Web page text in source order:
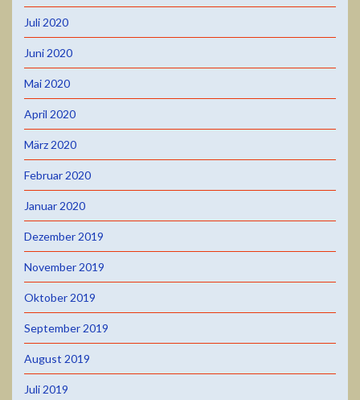
Juli 2020
Juni 2020
Mai 2020
April 2020
März 2020
Februar 2020
Januar 2020
Dezember 2019
November 2019
Oktober 2019
September 2019
August 2019
Juli 2019